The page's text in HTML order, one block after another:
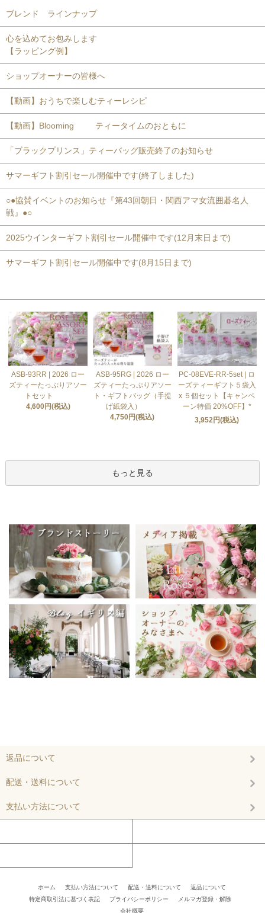
ブレンド ラインナップ
心を込めてお包みします
【ラッピング例】
ショップオーナーの皆様へ
【動画】おうちで楽しむティーレシピ
【動画】Blooming ティータイムのおともに
「ブラックプリンス」ティーバッグ販売終了のお知らせ
サマーギフト割引セール開催中です(終了しました)
○●協賛イベントのお知らせ『第43回朝日・関西アマ女流囲碁名人
戦』●○
2025ウインターギフト割引セール開催中です(12月末日まで)
サマーギフト割引セール開催中です(8月15日まで)
ASB-93RR | 2026 ロー
ズティーたっぷりアソー
トセット
4,600円(税込)
ASB-95RG | 2026 ロー
ズティーたっぷりアソー
ト・ギフトバッグ（手提
げ紙袋入）
4,750円(税込)
PC-08EVE-RR-5set | ロ
ーズティーギフト５袋入
x ５個セット【キャンペ
ーン特価 20%OFF】*
3,952円(税込)
もっと見る
返品について
配送・送料について
支払い方法について
ホーム 支払い方法について 配送・送料について 返品について
特定商取引法に基づく表記
プライバシーポリシー メルマガ登録・解除
会社概要